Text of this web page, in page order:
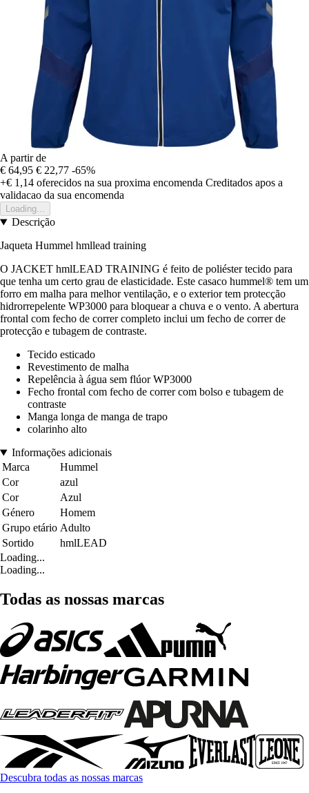
A partir de
€ 64,95 € 22,77 -65%
+€ 1,14 oferecidos na sua proxima encomenda Creditados apos a
validacao da sua encomenda
Loading...
Descrição
Jaqueta Hummel hmllead training
O JACKET hmlLEAD TRAINING é feito de poliéster tecido para
que tenha um certo grau de elasticidade. Este casaco hummel® tem um
forro em malha para melhor ventilação, e o exterior tem protecção
hidrorrepelente WP3000 para bloquear a chuva e o vento. A abertura
frontal com fecho de correr completo inclui um fecho de correr de
protecção e tubagem de contraste.
Tecido esticado
Revestimento de malha
Repelência à água sem flúor WP3000
Fecho frontal com fecho de correr com bolso e tubagem de
contraste
Manga longa de manga de trapo
colarinho alto
Informações adicionais
Marca
Hummel
Cor
azul
Cor
Azul
Género
Homem
Grupo etário Adulto
Sortido
hmlLEAD
Loading...
Loading...
Todas as nossas marcas
Descubra todas as nossas marcas